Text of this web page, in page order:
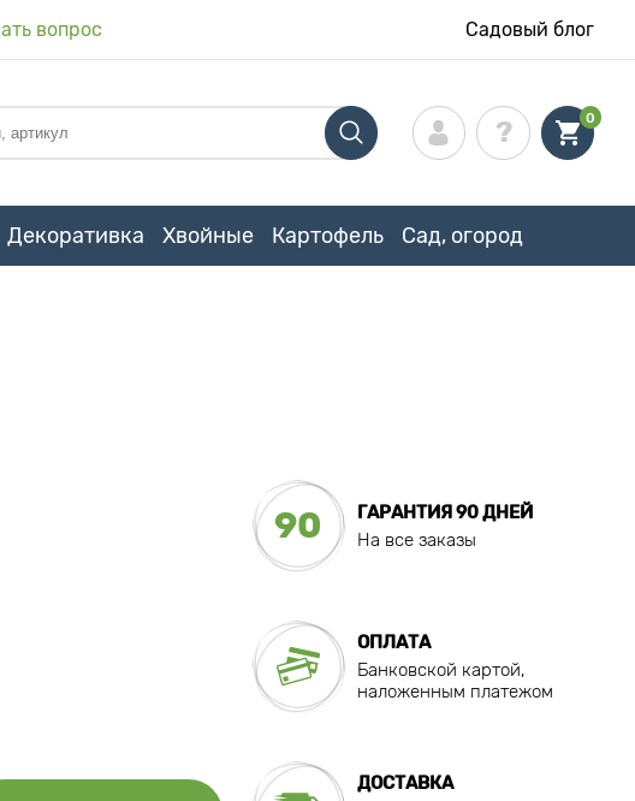
вопрос Садовый блог
0
Декоративка Хвойные Картофель Сад, огород
90
ГАРАНТИЯ 90 ДНЕЙ
На все заказы
ОПЛАТА
Банковской картой,
наложенным платежом
ДОСТАВКА